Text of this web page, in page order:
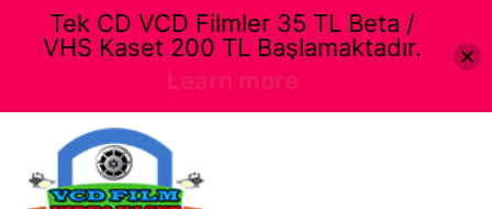
Tek CD VCD Filmler 35 TL Beta /
VHS Kaset 200 TL Başlamaktadır.
Learn more